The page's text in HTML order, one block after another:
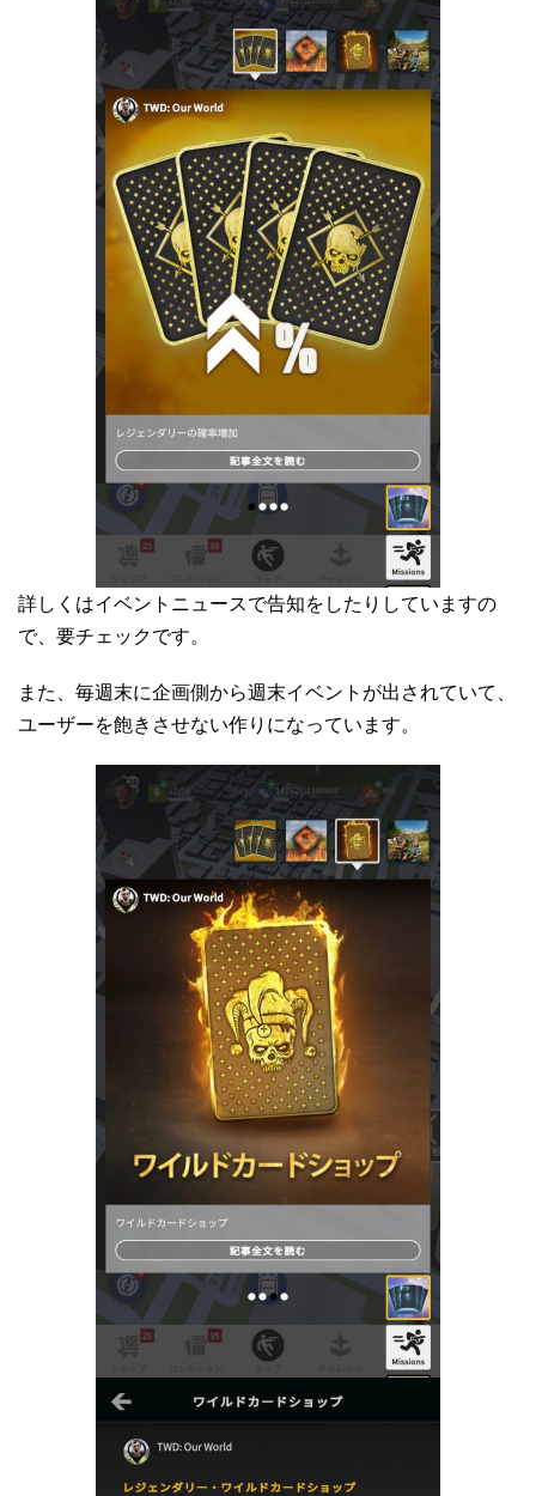
詳しくはイベントニュースで告知をしたりしていますの
で、要チェックです。
また、毎週末に企画側から週末イベントが出されていて、
ユーザーを飽きさせない作りになっています。